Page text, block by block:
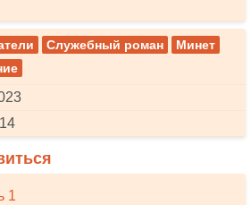
Служебный роман
Минет
1